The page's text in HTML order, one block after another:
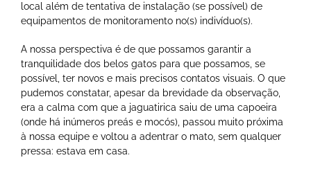
local além de tentativa de instalação (se possível) de
equipamentos de monitoramento no(s) indivíduo(s).
A nossa perspectiva é de que possamos garantir a
tranquilidade dos belos gatos para que possamos, se
possível, ter novos e mais precisos contatos visuais. O que
pudemos constatar, apesar da brevidade da observação,
era a calma com que a jaguatirica saiu de uma capoeira
(onde há inúmeros preás e mocós), passou muito próxima
à nossa equipe e voltou a adentrar o mato, sem qualquer
pressa: estava em casa.